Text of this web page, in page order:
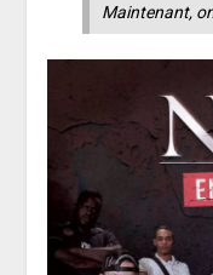
Maintenant,